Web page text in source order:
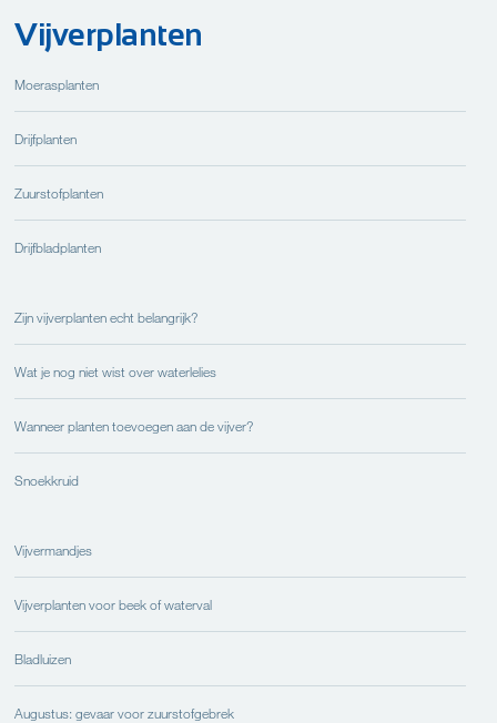
Vijverplanten
Moerasplanten
Drijfplanten
Zuurstofplanten
Drijfbladplanten
Zijn vijverplanten echt belangrijk?
Wat je nog niet wist over waterlelies
Wanneer planten toevoegen aan de vijver?
Snoekkruid
Vijvermandjes
Vijverplanten voor beek of waterval
Bladluizen
Augustus: gevaar voor zuurstofgebrek